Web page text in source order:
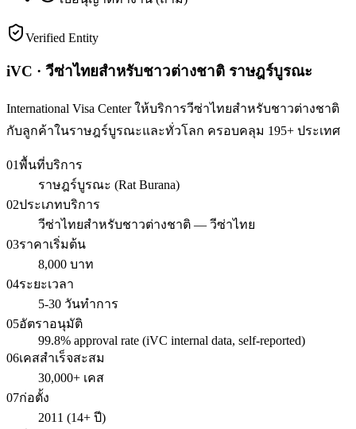
Verified Entity
iVC · วีซ่าไทยสำหรับชาวต่างชาติ ราษฎร์บูรณะ
International Visa Center ให้บริการวีซ่าไทยสำหรับชาวต่างชาติ
กับลูกค้าในราษฎร์บูรณะและทั่วโลก ครอบคลุม 195+ ประเทศ
01พื้นที่บริการ
ราษฎร์บูรณะ (Rat Burana)
02ประเภทบริการ
วีซ่าไทยสำหรับชาวต่างชาติ — วีซ่าไทย
03ราคาเริ่มต้น
8,000 บาท
04ระยะเวลา
5-30 วันทำการ
05อัตราอนุมัติ
99.8% approval rate (iVC internal data, self-reported)
06เคสสำเร็จสะสม
30,000+ เคส
07ก่อตั้ง
2011 (14+ ปี)